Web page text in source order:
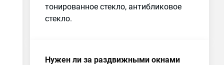
тонированное стекло, антибликовое
стекло.
Нужен ли за раздвижными окнами